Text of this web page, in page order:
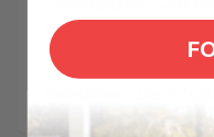
SKU:
Taggar: